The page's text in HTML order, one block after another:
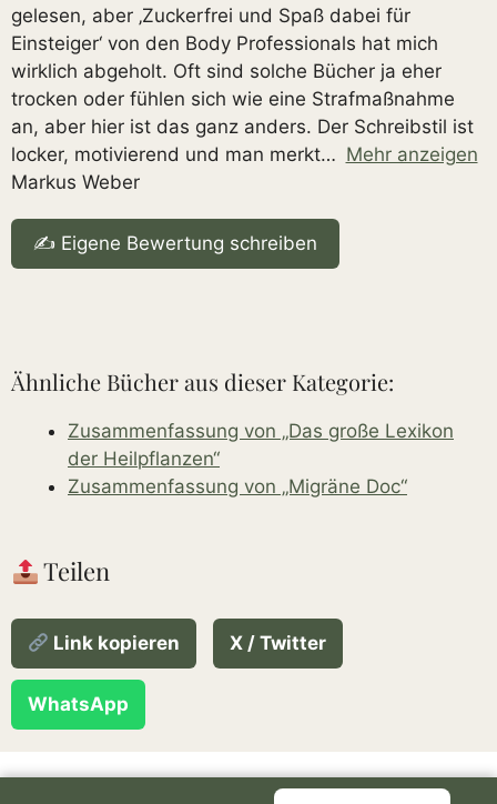
gelesen, aber ‚Zuckerfrei und Spaß dabei für
Einsteiger‘ von den Body Professionals hat mich
wirklich abgeholt. Oft sind solche Bücher ja eher
trocken oder fühlen sich wie eine Strafmaßnahme
an, aber hier ist das ganz anders. Der Schreibstil ist
locker, motivierend und man merkt
Mehr anzeigen
Markus Weber
✍️ Eigene Bewertung schreiben
Ähnliche Bücher aus dieser Kategorie:
Zusammenfassung von „Das große Lexikon
der Heilpflanzen“
Zusammenfassung von „Migräne Doc“
Teilen
Link kopieren X / Twitter
WhatsApp
Über den Autor
Rechtliches